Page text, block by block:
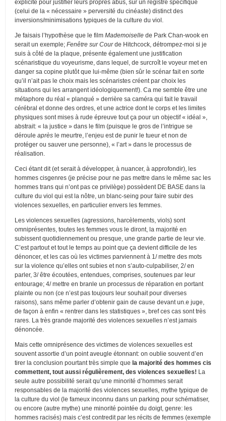
explicite pour justifier leurs propres abus, sur un registre spécifique
(celui de la « nécessaire » perversité du cinéaste) distinct des
inversions/minimisations typiques de la culture du viol.
Je faisais l’hypothèse que le film Mademoiselle de Park Chan-wook en
serait un exemple; Fenêtre sur Courde Hitchcock, détrompez-moi si je
suis à côté de la plaque, présente également une justification
scénaristique du voyeurisme, dans lequel, de surcroît le voyeur met en
danger sa copine plutôt que lui-même (bien sûr le scénar fait en sorte
qu’il n’ait pas le choix mais les scénaristes créent par choix les
situations qui les arrangent idéologiquement!). Ca me semble être une
métaphore du réal « planqué » derrière sa caméra qui fait le travail
cérébral et donne des ordres, et une actrice dont le corps et les limites
physiques sont mises à rude épreuve tout ça pour un objectif « idéal »,
abstrait: « la justice » dans le film (puisque le gros de l’intrigue se
déroule après le meurtre, l’enjeu est de punir le tueur et non de
protéger ou sauver une personne), « l’art » dans le processus de
réalisation.
Ceci étant dit (et serait à développer, à nuancer, à approfondir), les
hommes cisgenres (je précise pour ne pas mettre dans le même sac les
hommes trans qui n’ont pas ce privilège) possèdent DE BASE dans la
culture du viol qui est la nôtre, un blanc-seing pour faire subir des
violences sexuelles, en particulier envers les femmes.
Les violences sexuelles (agressions, harcèlements, viols) sont
omniprésentes, toutes les femmes vous le diront, la majorité en
subissent quotidiennement ou presque, une grande partie de leur vie.
C’est partout et tout le temps au point que ça devient difficile de les
dénoncer, et les cas où les victimes parviennent à 1/ mettre des mots
sur la violence qu’elles ont subies et non s’auto-culpabiliser, 2/ en
parler, 3/ être écoutées, entendues, comprises, soutenues par leur
entourage; 4/ mettre en branle un processus de réparation en portant
plainte ou non (ce n’est pas toujours leur souhait pour diverses
raisons), sans même parler d’obtenir gain de cause devant un.e juge,
de façon à enfin « rentrer dans les statistiques », bref ces cas sont très
rares. La très grande majorité des violences sexuelles n’est jamais
dénoncée.
Mais cette omniprésence des victimes de violences sexuelles est
souvent assortie d’un point aveugle étonnant: on oublie souvent d’en
tirer la conclusion pourtant très simple que la majorité des hommes cis
commettent, tout aussi régulièrement, des violences sexuelles! La
seule autre possibilité serait qu’une minorité d’hommes serait
responsables de la majorité des violences sexuelles, mythe typique de
la culture du viol (le fameux inconnu dans un parking pour schématiser,
ou encore (autre mythe) une minorité pointée du doigt, genre: les
hommes racisés) mais c’est contredit par les récits de femmes (exemple